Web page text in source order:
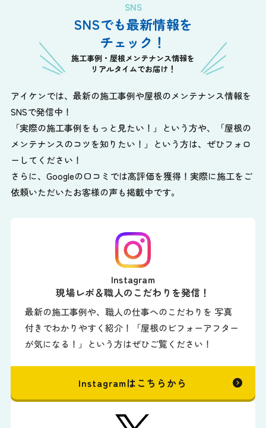
SNS
SNSでも最新情報を
チェック！
施工事例・屋根メンテナンス情報を
リアルタイムでお届け！
アイケンでは、最新の施工事例や屋根のメンテナンス情報を
SNSで発信中！
「実際の施工事例をもっと見たい！」という方や、
「屋根の
メンテナンスのコツを知りたい！」という方は、ぜひフォロ
ーしてください！
さらに、Googleの口コミでは高評価を獲得！実際に施工をご
依頼いただいたお客様の声も掲載中です。
Instagram
現場レポ＆職人のこだわりを発信！
最新の施工事例や、職人の仕事へのこだわりを 写真
付きでわかりやすく紹介！「屋根のビフォーアフター
が気になる！」という方はぜひご覧ください！
Instagramはこちらから